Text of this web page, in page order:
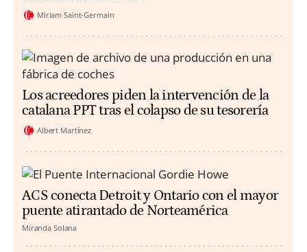
Miriam Saint-Germain
Los acreedores piden la intervención de la
catalana PPT tras el colapso de su tesorería
Albert Martínez
ACS conecta Detroit y Ontario con el mayor
puente atirantado de Norteamérica
Miranda Solana